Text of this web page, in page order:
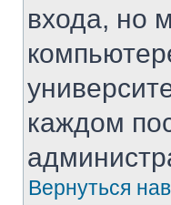
входа, но
каждом
Вернуться